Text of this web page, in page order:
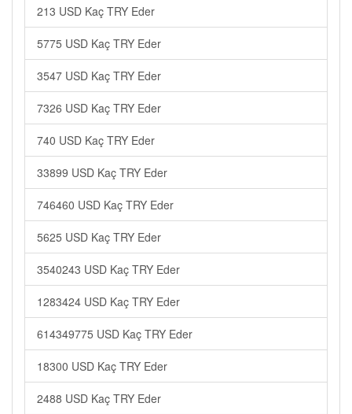
213 USD Kaç TRY Eder
5775 USD Kaç TRY Eder
3547 USD Kaç TRY Eder
7326 USD Kaç TRY Eder
740 USD Kaç TRY Eder
33899 USD Kaç TRY Eder
746460 USD Kaç TRY Eder
5625 USD Kaç TRY Eder
3540243 USD Kaç TRY Eder
1283424 USD Kaç TRY Eder
614349775 USD Kaç TRY Eder
18300 USD Kaç TRY Eder
2488 USD Kaç TRY Eder